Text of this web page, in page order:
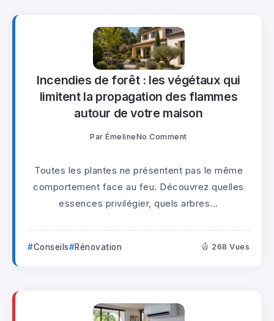
Incendies de forêt : les végétaux qui
limitent la propagation des flammes
autour de votre maison
Par ÉmelineNo Comment
Toutes les plantes ne présentent pas le même
comportement face au feu. Découvrez quelles
essences privilégier, quels arbres...
Conseils Rénovation 268 Vues